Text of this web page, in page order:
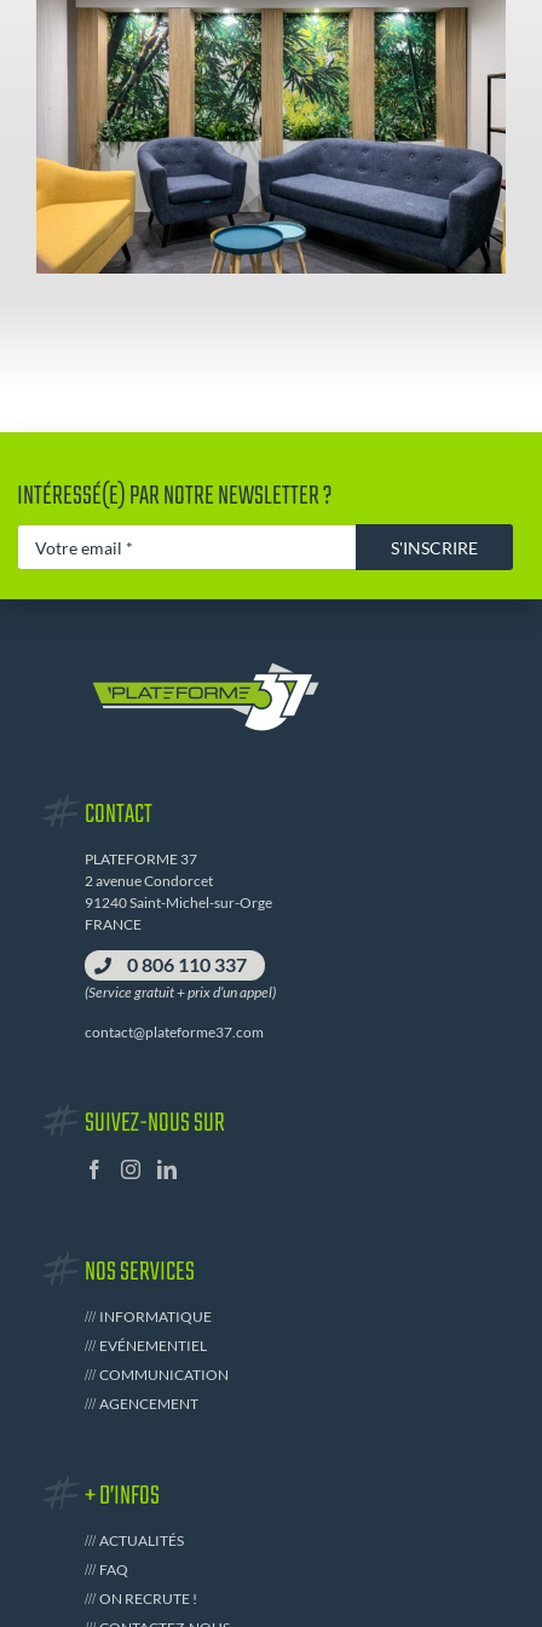
NORSYS Tours
Agencement
INTÉRESSÉ(E) PAR NOTRE NEWSLETTER ?
S'INSCRIRE
CONTACT
PLATEFORME 37
2 avenue Condorcet
91240 Saint-Michel-sur-Orge
FRANCE
0 806 110 337
(Service gratuit + prix d’un appel)
contact@plateforme37.com
SUIVEZ-NOUS SUR
NOS SERVICES
INFORMATIQUE
EVÉNEMENTIEL
COMMUNICATION
AGENCEMENT
+ D’INFOS
ACTUALITÉS
FAQ
ON RECRUTE !